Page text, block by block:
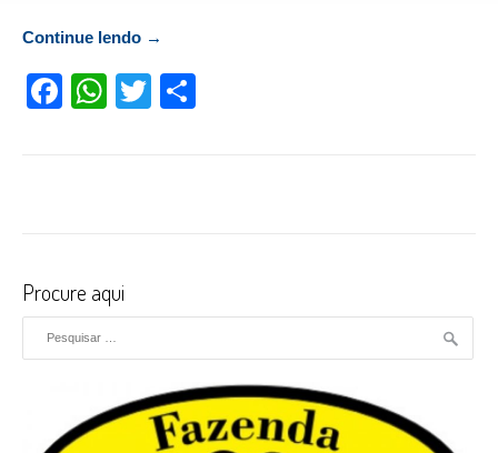
Continue lendo “Festa das Crianças de Recreio é realizada
→
Facebook
WhatsApp
Twitter
Procure aqui